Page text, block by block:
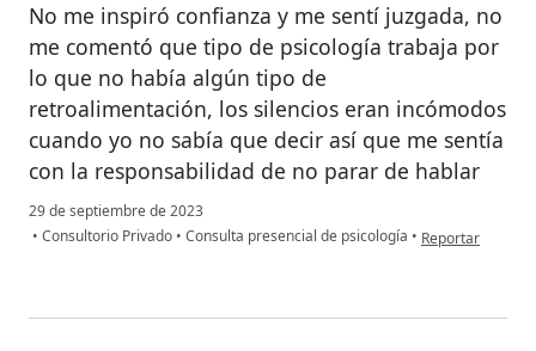
No me inspiró confianza y me sentí juzgada, no
me comentó que tipo de psicología trabaja por
lo que no había algún tipo de
retroalimentación, los silencios eran incómodos
cuando yo no sabía que decir así que me sentía
con la responsabilidad de no parar de hablar
29 de septiembre de 2023
• Consultorio Privado • Consulta presencial de psicología • en opinión del
Reportar